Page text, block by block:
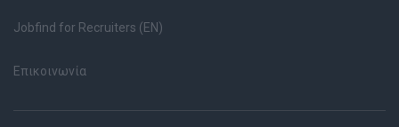
Jobfind for Recruiters (EN)
Επικοινωνία